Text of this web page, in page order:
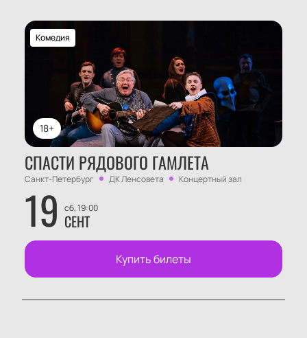
18+
Комедия
СПАСТИ РЯДОВОГО ГАМЛЕТА
Санкт-Петербург ДК Ленсовета Концертный зал
19 сб, 19:00
СЕНТ
Купить билеты